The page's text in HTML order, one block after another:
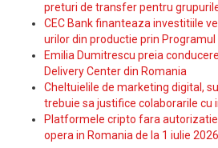
preturi de transfer pentru
CEC Bank finanteaza investitiile
urilor din productie prin Programul
Emilia Dumitrescu preia
Delivery Center din Romania
Cheltuielile de marketing digital,
trebuie sa justifice colaborarile cu
Platformele cripto fara
opera in Romania de la 1 iulie 2026